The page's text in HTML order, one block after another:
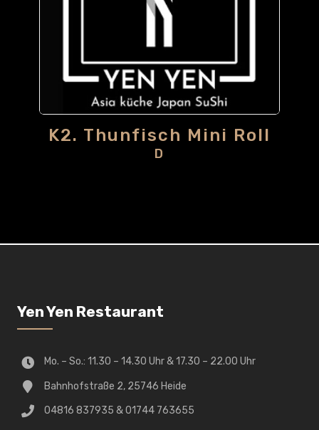
K2. Thunfisch Mini Roll
D
Yen Yen Restaurant
Mo. – So.: 11.30 – 14.30 Uhr & 17.30 – 22.00 Uhr
Bahnhofstraße 2, 25746 Heide
04816 837935 & 01744 763655